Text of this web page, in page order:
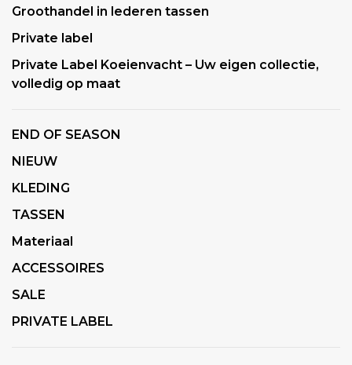
Groothandel in lederen tassen
Private label
Private Label Koeienvacht – Uw eigen collectie,
volledig op maat
END OF SEASON
NIEUW
KLEDING
TASSEN
Materiaal
ACCESSOIRES
SALE
PRIVATE LABEL